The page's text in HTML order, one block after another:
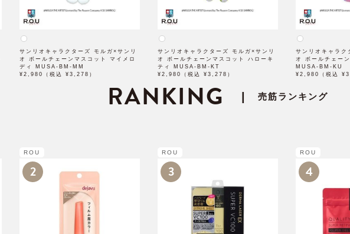
サンリオキャラクターズ モルガ×サンリ
オ ボールチェーンマスコット マイメロ
ディ MUSA-BM-MM
¥2,980（税込 ¥3,278）
サンリオキャラクターズ モルガ×サンリ
オ ボールチェーンマスコット ハローキ
ティ MUSA-BM-KT
¥2,980（税込 ¥3,278）
サンリオキャラ
オ ボールチェー
MUSA-BM-KU
¥2,980（税込
RANKING 売筋ランキング
ROU
2
ROU
3
ROU
4